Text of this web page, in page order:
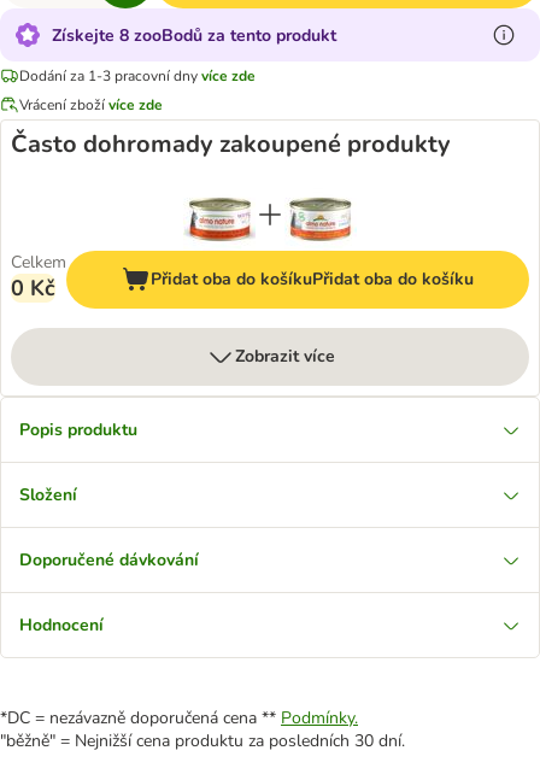
Získejte 8 zooBodů za tento produkt
Dodání za 1-3 pracovní dnyvíce zde
Vrácení zbožívíce zde
Často dohromady zakoupené produkty
Celkem
0 Kč Přidat oba do košíkuPřidat oba do košíku
Zobrazit více
Popis produktu
Složení
Doporučené dávkování
Hodnocení
*DC = nezávazně doporučená cena ** Podmínky.
"běžně" = Nejnižší cena produktu za posledních 30 dní.